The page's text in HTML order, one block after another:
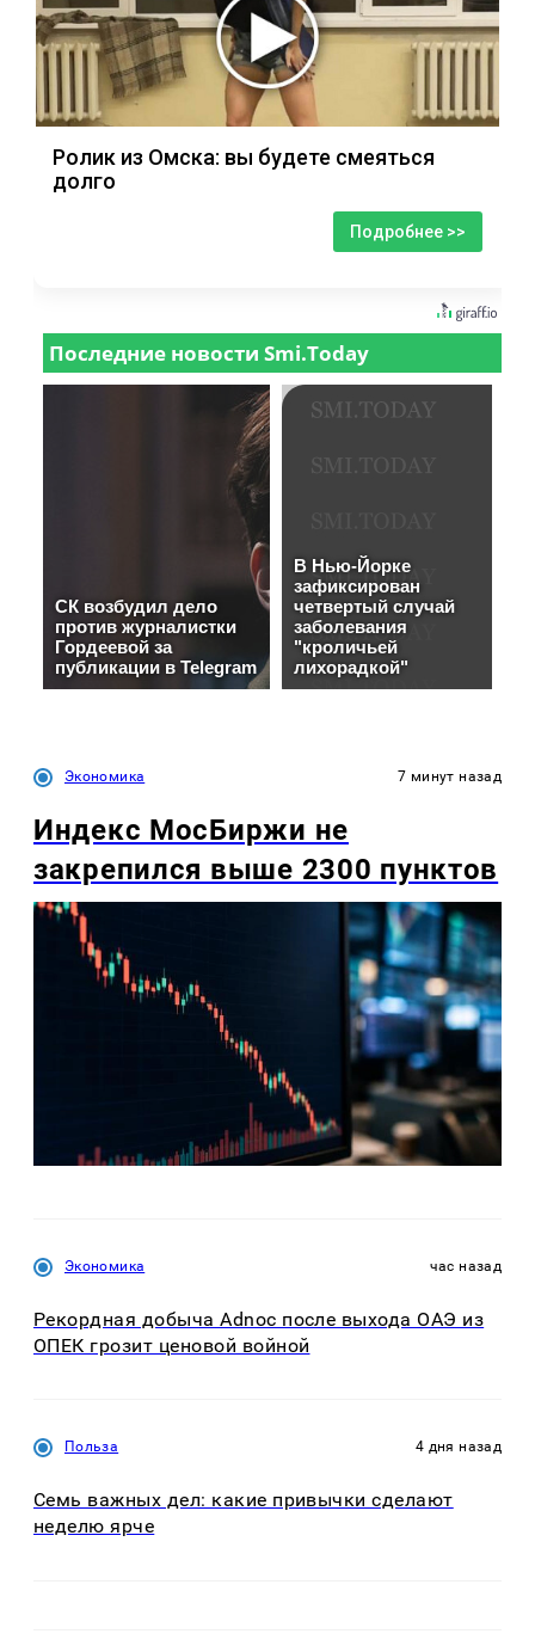
Ролик из Омска: вы будете смеяться
долго
Подробнее >>
Экономика 7 минут назад
Индекс МосБиржи не
закрепился выше 2300 пунктов
Экономика час назад
Рекордная добыча Adnoc после выхода ОАЭ из
ОПЕК грозит ценовой войной
Польза 4 дня назад
Семь важных дел: какие привычки сделают
неделю ярче